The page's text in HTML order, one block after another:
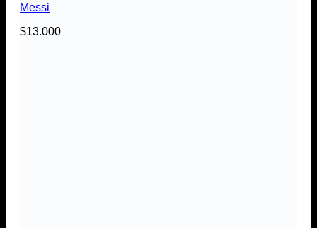
Messi
$13.000